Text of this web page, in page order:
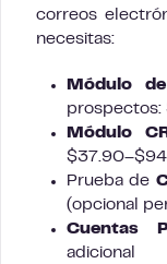
correos
necesitas:
Módulo
Módulo
Prueba de
(opcional
Cuentas
adicional